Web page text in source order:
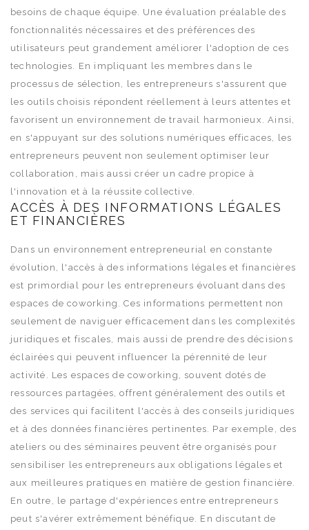
besoins de chaque équipe. Une évaluation préalable des
fonctionnalités nécessaires et des préférences des
utilisateurs peut grandement améliorer l'adoption de ces
technologies. En impliquant les membres dans le
processus de sélection, les entrepreneurs s'assurent que
les outils choisis répondent réellement à leurs attentes et
favorisent un environnement de travail harmonieux. Ainsi,
en s'appuyant sur des solutions numériques efficaces, les
entrepreneurs peuvent non seulement optimiser leur
collaboration, mais aussi créer un cadre propice à
l'innovation et à la réussite collective.
ACCÈS À DES INFORMATIONS LÉGALES
ET FINANCIÈRES
Dans un environnement entrepreneurial en constante
évolution, l'accès à des informations légales et financières
est primordial pour les entrepreneurs évoluant dans des
espaces de coworking. Ces informations permettent non
seulement de naviguer efficacement dans les complexités
juridiques et fiscales, mais aussi de prendre des décisions
éclairées qui peuvent influencer la pérennité de leur
activité. Les espaces de coworking, souvent dotés de
ressources partagées, offrent généralement des outils et
des services qui facilitent l'accès à des conseils juridiques
et à des données financières pertinentes. Par exemple, des
ateliers ou des séminaires peuvent être organisés pour
sensibiliser les entrepreneurs aux obligations légales et
aux meilleures pratiques en matière de gestion financière.
En outre, le partage d'expériences entre entrepreneurs
peut s'avérer extrêmement bénéfique. En discutant de